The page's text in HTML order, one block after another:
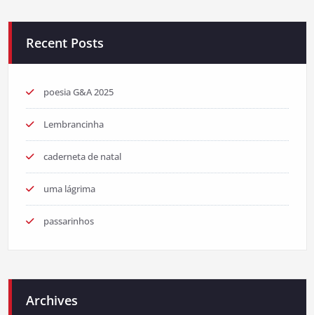
Recent Posts
poesia G&A 2025
Lembrancinha
caderneta de natal
uma lágrima
passarinhos
Archives